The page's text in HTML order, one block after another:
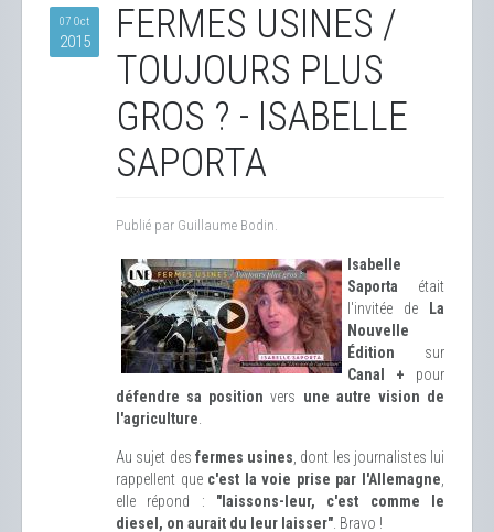
07 Oct
2015
FERMES USINES /
TOUJOURS PLUS
GROS ? - ISABELLE
SAPORTA
Publié par Guillaume Bodin.
Isabelle
Saporta était
l'invitée de La
Nouvelle
Édition sur
Canal + pour
défendre sa position vers une autre vision de
l'agriculture
Au sujet des fermes usines , dont les journalistes lui
rappellent que c'est la voie prise par l'Allemagne
elle répond : "laissons-leur, c'est comme le
diesel, on aurait du leur laisser" . Bravo !